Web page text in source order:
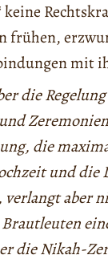
keine
frühen,
mit
die
die
und die
aber
die Nikah-